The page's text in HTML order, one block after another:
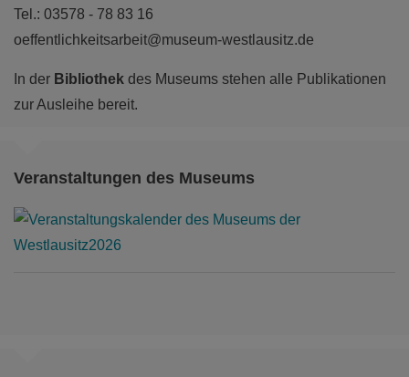
Tel.: 03578 - 78 83 16
oeffentlichkeitsarbeit@museum-westlausitz.de
In der Bibliothek des Museums stehen alle Publikationen
zur Ausleihe bereit.
Veranstaltungen des Museums